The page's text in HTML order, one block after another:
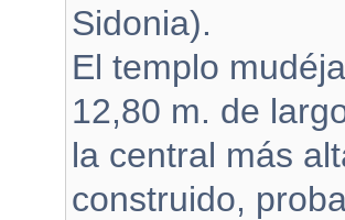
Sidonia).
El templo
12,80 m. de
la central más
construido,